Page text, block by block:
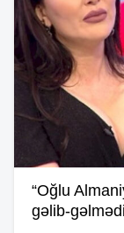
“Oğlu
gəlib-